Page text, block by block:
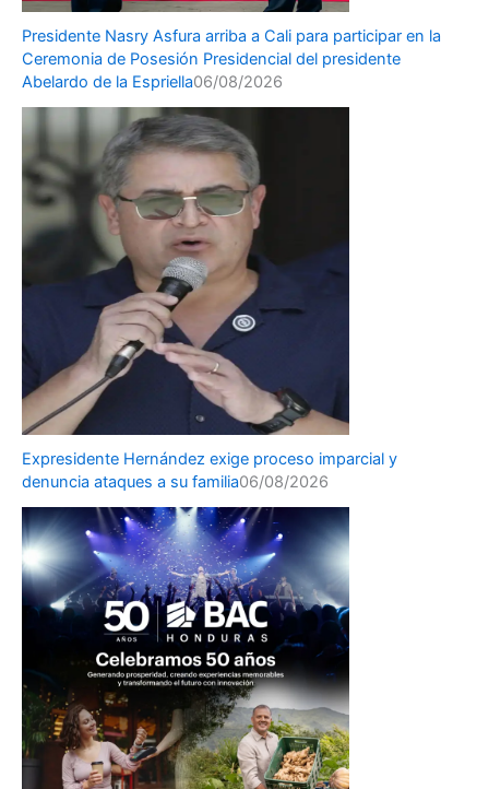
Presidente Nasry Asfura arriba a Cali para participar en la
Ceremonia de Posesión Presidencial del presidente
Abelardo de la Espriella06/08/2026
Expresidente Hernández exige proceso imparcial y
denuncia ataques a su familia06/08/2026